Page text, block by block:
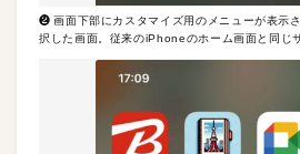
❷ 画面下部にカスタマイズ用のメニューが表示
択した画面。従来のiPhoneのホーム画面と同じ